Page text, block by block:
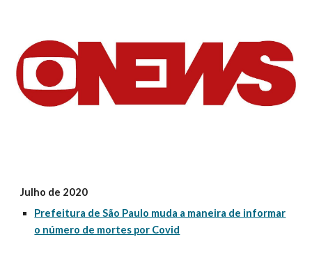
Julho de 2020
Prefeitura de São Paulo muda a maneira de informar
o número de mortes por Covid